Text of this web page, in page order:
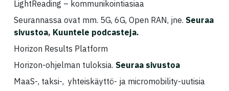
LightReading – kommunikointiasiaa
Seurannassa ovat mm. 5G, 6G, Open RAN, jne. Seuraa
sivustoa, Kuuntele podcasteja.
Horizon Results Platform
Horizon-ohjelman tuloksia. Seuraa sivustoa
MaaS-, taksi-, yhteiskäyttö- ja micromobility-uutisia